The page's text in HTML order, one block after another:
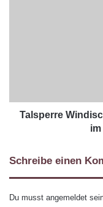
Talsperre
Schreibe einen
Du musst angemeldet